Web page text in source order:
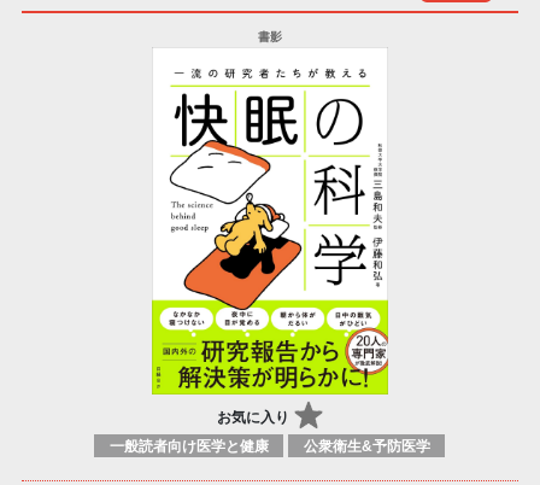
お気に入り
一般読者向け医学と健康 公衆衛生&予防医学